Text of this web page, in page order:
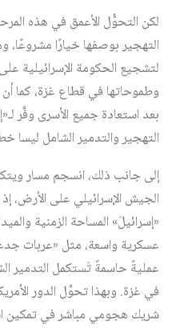
لكن التحوُّل الأعمق في هذه
التهجير بوصفها خيارًا مشروعًا،
لتشجيع الحكومة الإسرائيلية
وطموحاتها في قطاع غزة، كما
بعد استعادة جميع الأسرى وفَّر
التهجير والتدمير الشامل ليسا
إلى جانب ذلك، انسجم مسار
الجيش الإسرائيلي على الأرض،
«إسرائيلَ» المساحة الزمنية
عسكرية واسعة، مثل «عربات
عمليةً حاسمةً تَستكمل التدمير
في غزة. وبهذا تحوَّل الدور
شريك هجومي مباشر في تمكين